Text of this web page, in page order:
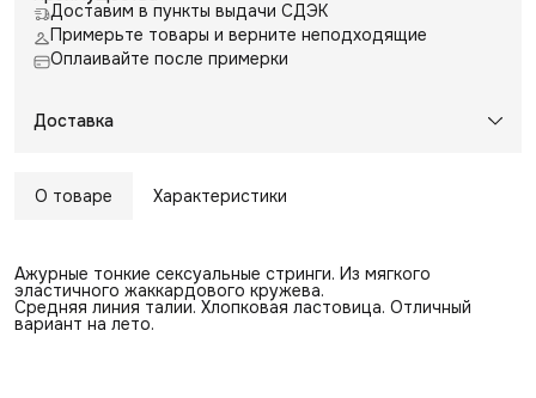
Доставим в пункты выдачи СДЭК
Примерьте товары и верните неподходящие
Оплаивайте после примерки
Доставка
О товаре Характеристики
Ажурные тонкие сексуальные стринги. Из мягкого
эластичного жаккардового кружева.
Средняя линия талии. Хлопковая ластовица. Отличный
вариант на лето.